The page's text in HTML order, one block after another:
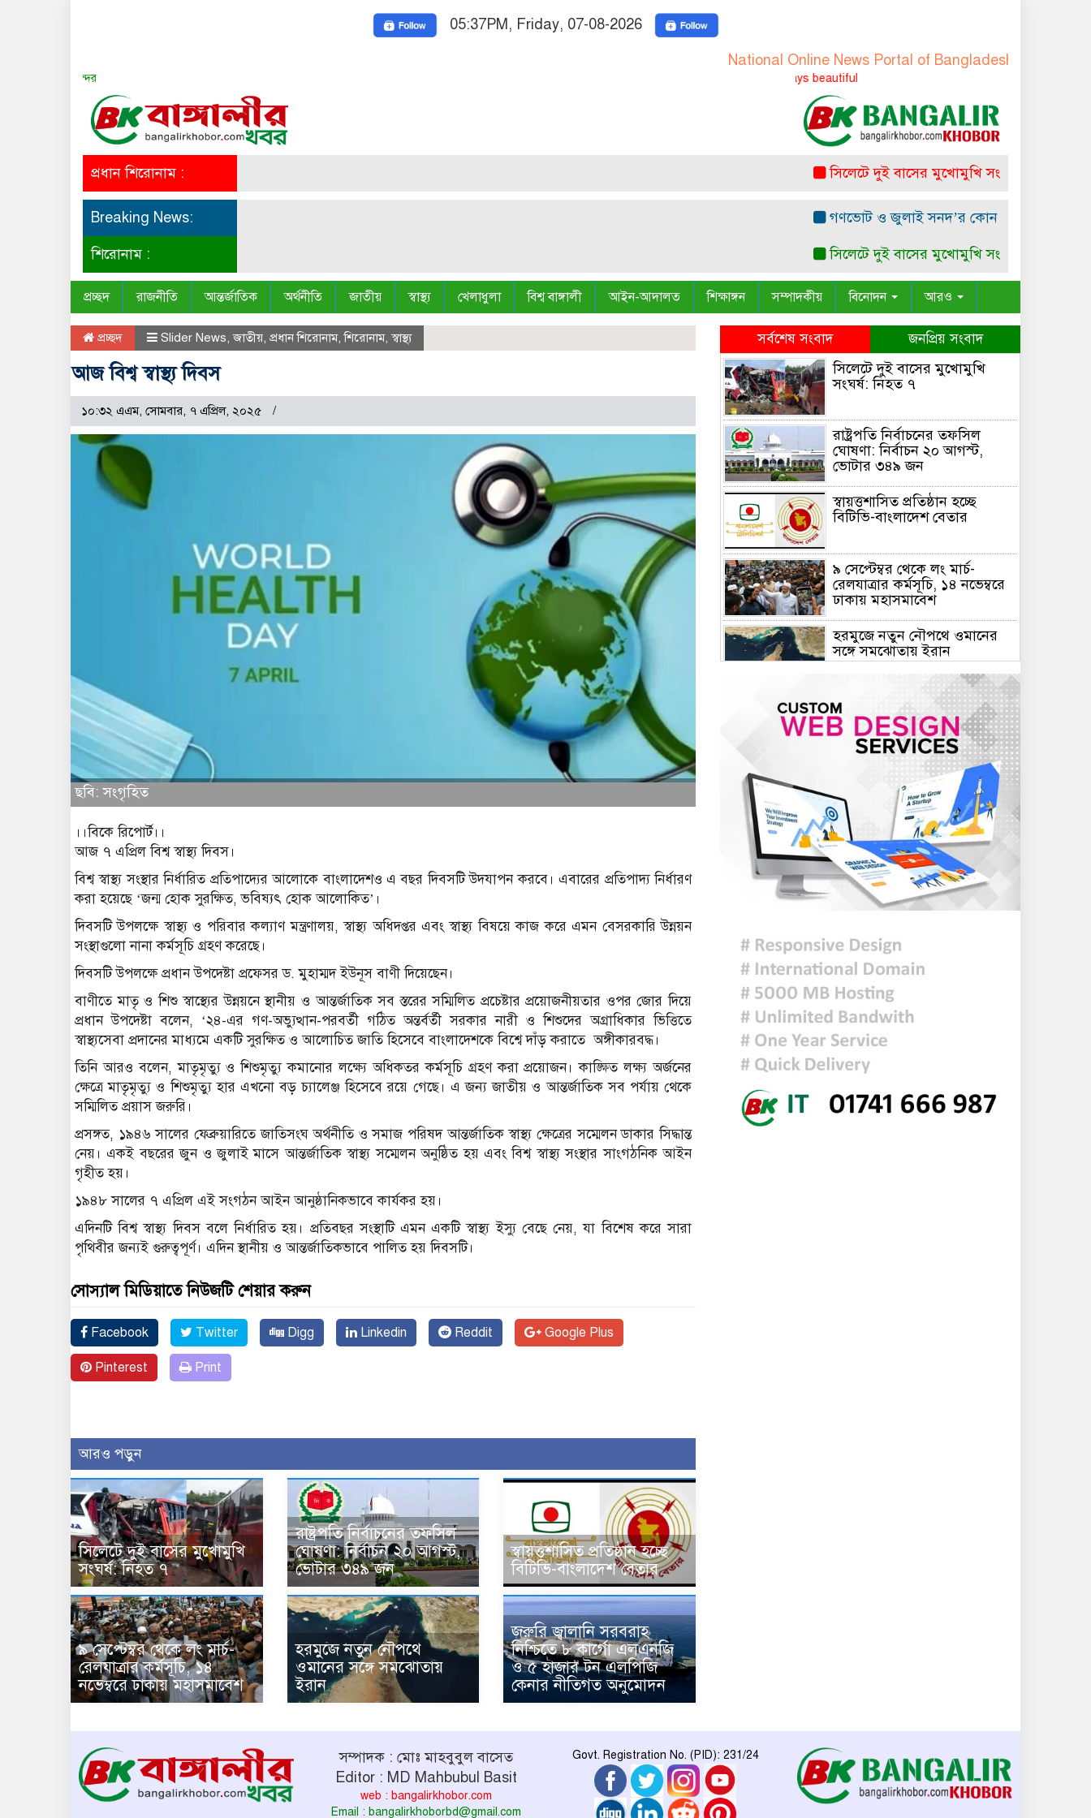
05:37PM, Friday, 07-08-2026
National Online News Portal of Bangladesh-বাংলাদেশের
Truth is always beautiful
প্রধান শিরোনাম : সিলেটে দুই বাসের মুখোমুখি সংঘর্ষ: নিহত ৭
Breaking News: গণভোট ও জুলাই সনদ’র কোন সাংবিধানিক ও
শিরোনাম : সিলেটে দুই বাসের মুখোমুখি সংঘর্ষ: নিহত ৭
প্রচ্ছদ রাজনীতি আন্তর্জাতিক অর্থনীতি জাতীয় স্বাস্থ্য খেলাধুলা বিশ্ব বাঙ্গালী আইন-আদালত শিক্ষাঙ্গন সম্পাদকীয় বিনোদন আরও
প্রচ্ছদ Slider News,জাতীয়, প্রধান শিরোনাম,শিরোনাম,স্বাস্থ্য
আজ বিশ্ব স্বাস্থ্য দিবস
১০:৩২ এএম, সোমবার, ৭ এপ্রিল, ২০২৫
ছবি: সংগৃহিত
।।বিকে রিপোর্ট।।
আজ ৭ এপ্রিল বিশ্ব স্বাস্থ্য দিবস।
বিশ্ব স্বাস্থ্য সংস্থার নির্ধারিত প্রতিপাদ্যের আলোকে বাংলাদেশও এ বছর দিবসটি উদযাপন করবে। এবারের প্রতিপাদ্য নির্ধারণ
করা হয়েছে ‘জন্ম হোক সুরক্ষিত, ভবিষ্যৎ হোক আলোকিত’।
দিবসটি উপলক্ষে স্বাস্থ্য ও পরিবার কল্যাণ মন্ত্রণালয়, স্বাস্থ্য অধিদপ্তর এবং স্বাস্থ্য বিষয়ে কাজ করে এমন বেসরকারি উন্নয়ন
সংস্থাগুলো নানা কর্মসূচি গ্রহণ করেছে।
দিবসটি উপলক্ষে প্রধান উপদেষ্টা প্রফেসর ড. মুহাম্মদ ইউনূস বাণী দিয়েছেন।
বাণীতে মাতৃ ও শিশু স্বাস্থ্যের উন্নয়নে স্থানীয় ও আন্তর্জাতিক সব স্তরের সম্মিলিত প্রচেষ্টার প্রয়োজনীয়তার ওপর জোর দিয়ে
প্রধান উপদেষ্টা বলেন, ‘২৪-এর গণ-অভ্যুত্থান-পরবর্তী গঠিত অন্তর্বর্তী সরকার নারী ও শিশুদের অগ্রাধিকার ভিত্তিতে
স্বাস্থ্যসেবা প্রদানের মাধ্যমে একটি সুরক্ষিত ও আলোচিত জাতি হিসেবে বাংলাদেশকে বিশ্বে দাঁড় করাতে অঙ্গীকারবদ্ধ।
তিনি আরও বলেন, মাতৃমৃত্যু ও শিশুমৃত্যু কমানোর লক্ষ্যে অধিকতর কর্মসূচি গ্রহণ করা প্রয়োজন। কাঙ্ক্ষিত লক্ষ্য অর্জনের
ক্ষেত্রে মাতৃমৃত্যু ও শিশুমৃত্যু হার এখনো বড় চ্যালেঞ্জ হিসেবে রয়ে গেছে। এ জন্য জাতীয় ও আন্তর্জাতিক সব পর্যায় থেকে
সম্মিলিত প্রয়াস জরুরি।
প্রসঙ্গত, ১৯৪৬ সালের ফেব্রুয়ারিতে জাতিসংঘ অর্থনীতি ও সমাজ পরিষদ আন্তর্জাতিক স্বাস্থ্য ক্ষেত্রের সম্মেলন ডাকার সিদ্ধান্ত
নেয়। একই বছরের জুন ও জুলাই মাসে আন্তর্জাতিক স্বাস্থ্য সম্মেলন অনুষ্ঠিত হয় এবং বিশ্ব স্বাস্থ্য সংস্থার সাংগঠনিক আইন
গৃহীত হয়।
১৯৪৮ সালের ৭ এপ্রিল এই সংগঠন আইন আনুষ্ঠানিকভাবে কার্যকর হয়।
এদিনটি বিশ্ব স্বাস্থ্য দিবস বলে নির্ধারিত হয়। প্রতিবছর সংস্থাটি এমন একটি স্বাস্থ্য ইস্যু বেছে নেয়, যা বিশেষ করে সারা
পৃথিবীর জন্যই গুরুত্বপূর্ণ। এদিন স্থানীয় ও আন্তর্জাতিকভাবে পালিত হয় দিবসটি।
সোস্যাল মিডিয়াতে নিউজটি শেয়ার করুন
Facebook Twitter Digg Linkedin Reddit Google Plus
Pinterest Print
আরও পড়ুন
সিলেটে দুই বাসের মুখোমুখি
সংঘর্ষ: নিহত ৭
রাষ্ট্রপতি নির্বাচনের তফসিল
ঘোষণা: নির্বাচন ২০ আগস্ট,
ভোটার ৩৪৯ জন
স্বায়ত্তশাসিত প্রতিষ্ঠান হচ্ছে
বিটিভি-বাংলাদেশ বেতার
৯ সেপ্টেম্বর থেকে লং মার্চ-
রেলযাত্রার কর্মসূচি, ১৪
নভেম্বরে ঢাকায় মহাসমাবেশ
হরমুজে নতুন নৌপথে
ওমানের সঙ্গে সমঝোতায়
ইরান
জরুরি জ্বালানি সরবরাহ
নিশ্চিতে ৮ কার্গো এলএনজি
ও ৫ হাজার টন এলপিজি
কেনার নীতিগত অনুমোদন
সর্বশেষ সংবাদ জনপ্রিয় সংবাদ
সিলেটে দুই বাসের মুখোমুখি
সংঘর্ষ: নিহত ৭
রাষ্ট্রপতি নির্বাচনের তফসিল
ঘোষণা: নির্বাচন ২০ আগস্ট,
ভোটার ৩৪৯ জন
স্বায়ত্তশাসিত প্রতিষ্ঠান হচ্ছে
বিটিভি-বাংলাদেশ বেতার
৯ সেপ্টেম্বর থেকে লং মার্চ-
রেলযাত্রার কর্মসূচি, ১৪ নভেম্বরে
ঢাকায় মহাসমাবেশ
হরমুজে নতুন নৌপথে ওমানের
সঙ্গে সমঝোতায় ইরান
জরুরি জ্বালানি সরবরাহ নিশ্চিতে
৮ কার্গো এলএনজি ও ৫ হাজার
টন এলপিজি কেনার নীতিগত
অনুমোদন
নদী দূষণ রোধে সমন্বিত পদক্ষেপ
গ্রহণে অবহেলার কোনো সুযোগ
নেই : প্রধানমন্ত্রী
ঢাকা সহ ৭ অঞ্চলে দমকা বা ঝড়ো
হাওয়াসহ বৃষ্টি কিংবা বজ্রসহ বৃষ্টি
হতে পারে
আজকের রাশিফল
হাসিনাকে বক্তব্যের সুযোগ দিয়ে
জুলাই শহীদদের অসম্মান করেছে
ভারত: রিজভী
সম্পাদক : মোঃ মাহবুবুল বাসেত
Editor : MD Mahbubul Basit
web : bangalirkhobor.com
Email : bangalirkhoborbd@gmail.com
Govt. Registration No. (PID): 231/24